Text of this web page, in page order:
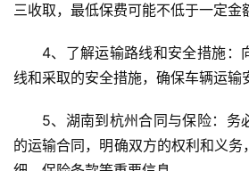
三收取，最低保费可能不低于一定金
4、了解运输路线和安全措施：
线和采取的安全措施，确保车辆运输
5、湖南到杭州合同与保险：务
的运输合同，明确双方的权利和义务